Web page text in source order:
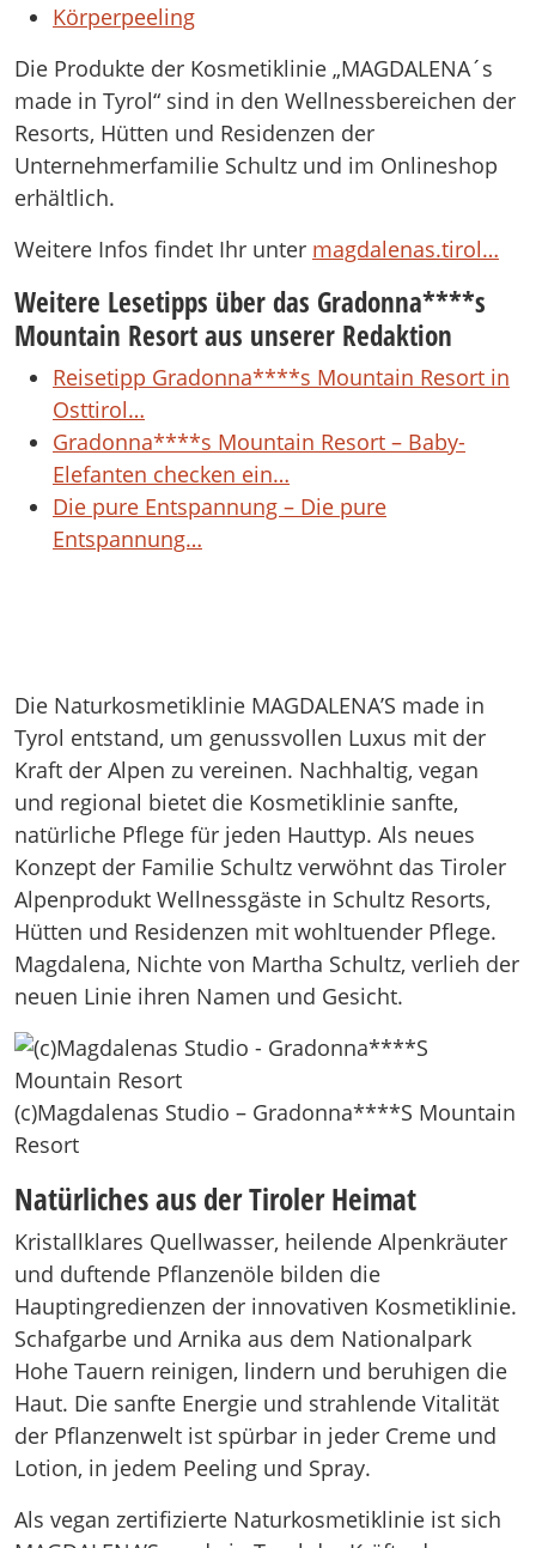
Körperpeeling
Die Produkte der Kosmetiklinie „MAGDALENA´s
made in Tyrol“ sind in den Wellnessbereichen der
Resorts, Hütten und Residenzen der
Unternehmerfamilie Schultz und im Onlineshop
erhältlich.
Weitere Infos findet Ihr unter magdalenas.tirol…
Weitere Lesetipps über das Gradonna****s
Mountain Resort aus unserer Redaktion
Reisetipp Gradonna****s Mountain Resort in
Osttirol…
Gradonna****s Mountain Resort – Baby-
Elefanten checken ein…
Die pure Entspannung – Die pure
Entspannung…
Die Naturkosmetiklinie MAGDALENA’S made in
Tyrol entstand, um genussvollen Luxus mit der
Kraft der Alpen zu vereinen. Nachhaltig, vegan
und regional bietet die Kosmetiklinie sanfte,
natürliche Pflege für jeden Hauttyp. Als neues
Konzept der Familie Schultz verwöhnt das Tiroler
Alpenprodukt Wellnessgäste in Schultz Resorts,
Hütten und Residenzen mit wohltuender Pflege.
Magdalena, Nichte von Martha Schultz, verlieh der
neuen Linie ihren Namen und Gesicht.
(c)Magdalenas Studio – Gradonna****S Mountain
Resort
Natürliches aus der Tiroler Heimat
Kristallklares Quellwasser, heilende Alpenkräuter
und duftende Pflanzenöle bilden die
Hauptingredienzen der innovativen Kosmetiklinie.
Schafgarbe und Arnika aus dem Nationalpark
Hohe Tauern reinigen, lindern und beruhigen die
Haut. Die sanfte Energie und strahlende Vitalität
der Pflanzenwelt ist spürbar in jeder Creme und
Lotion, in jedem Peeling und Spray.
Als vegan zertifizierte Naturkosmetiklinie ist sich